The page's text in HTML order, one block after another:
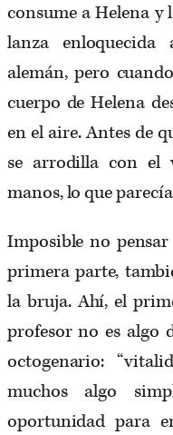
consume a Helena y
lanza
alemán, pero
cuerpo de Helena
en el aire. Antes de
se arrodilla con el
manos, lo que
Imposible no
primera parte,
la bruja. Ahí, el
profesor no es algo
octogenario:
muchos algo
oportunidad para